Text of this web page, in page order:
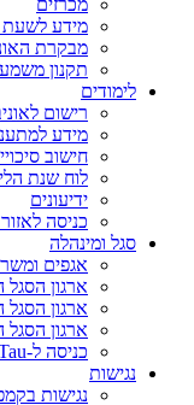
מידע לשעת
מבקרת
תקנון
לימודים
רישום
מידע
חישוב
לוח שנת
ידיעונים
כניסה
סגל ומינהלה
אגפים
ארגון הסגל
ארגון
ארגון
כניסה ל-My Tau
נגישות
נגישות